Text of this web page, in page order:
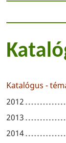
Katalógus -
2012
2013
2014